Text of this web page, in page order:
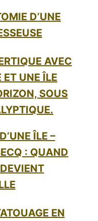
D’UNE
ÎLE –
: QUAND